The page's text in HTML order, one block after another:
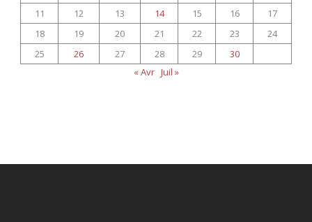
11
12 13 14 15 16
17
18
19 20 21 22 23
24
25
26 27 28 29
30
« Avr Juil »